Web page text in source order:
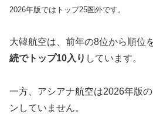
2026年版ではトップ25圏外です。
大韓航空は、前年の8位から順位
続でトップ10入り しています。
一方、アシアナ航空は2026年版
ンしていません。